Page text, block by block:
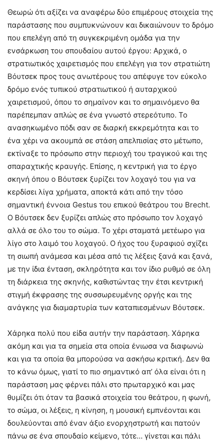
Θεωρώ ότι αξίζει να αναφέρω δύο επιμέρους στοιχεία της
παράστασης που συμπυκνώνουν και δικαιώνουν το δρόμο
που επελέγη από τη συγκεκριμένη ομάδα για την
ενσάρκωση του σπουδαίου αυτού έργου: Αρχικά, ο
στρατιωτικός χαιρετισμός που επελέγη για τον στρατιώτη
Βόυτσεκ προς τους ανωτέρους του απέφυγε τον εύκολο
δρόμο ενός τυπικού στρατιωτικού ή αυταρχικού
χαιρετισμού, όπου το σημαίνον και το σημαινόμενο θα
παρέπεμπαν απλώς σε ένα γνωστό στερεότυπο. Το
ανασηκωμένο πόδι σαν σε διαρκή εκκρεμότητα και το
ένα χέρι να ακουμπά σε στάση απελπισίας στο μέτωπο,
εκτίναξε το πρόσωπο στην περιοχή του τραγικού και της
σπαραχτικής κραυγής. Επίσης, η κεντρική για το έργο
σκηνή όπου ο Βόυτσεκ ξυρίζει τον λοχαγό του για να
κερδίσει λίγα χρήματα, αποκτά κάτι από την τόσο
σημαντική έννοια Gestus του επικού θεάτρου του Brecht.
Ο Βόυτσεκ δεν ξυρίζει απλώς στο πρόσωπο τον λοχαγό
αλλά σε όλο του το σώμα. Το χέρι σταματά μετέωρο για
λίγο στο λαιμό του λοχαγού. Ο ήχος του ξυραφιού σχίζει
τη σιωπή ανάμεσα και μέσα από τις λέξεις ξανά και ξανά,
με την ίδια ένταση, σκληρότητα και τον ίδιο ρυθμό σε όλη
τη διάρκεια της σκηνής, καθιστώντας την έτσι κεντρική
στιγμή έκφρασης της συσσωρευμένης οργής και της
ανάγκης για διαμαρτυρία των καταπιεσμένων Βόυτσεκ.
Χάρηκα πολύ που είδα αυτήν την παράσταση. Χάρηκα
ακόμη και για τα σημεία στα οποία ένιωσα να διαφωνώ
και για τα οποία θα μπορούσα να ασκήσω κριτική. Δεν θα
το κάνω όμως, γιατί το πιο σημαντικό απ’ όλα είναι ότι η
παράσταση μας φέρνει πάλι στο πρωταρχικό και μας
θυμίζει ότι όταν τα βασικά στοιχεία του θεάτρου, η φωνή,
το σώμα, οι λέξεις, η κίνηση, η μουσική εμπνέονται και
δουλεύονται από έναν άξιο ενορχηστρωτή και πατούν
πάνω σε ένα σπουδαίο κείμενο, τότε… γίνεται και πάλι